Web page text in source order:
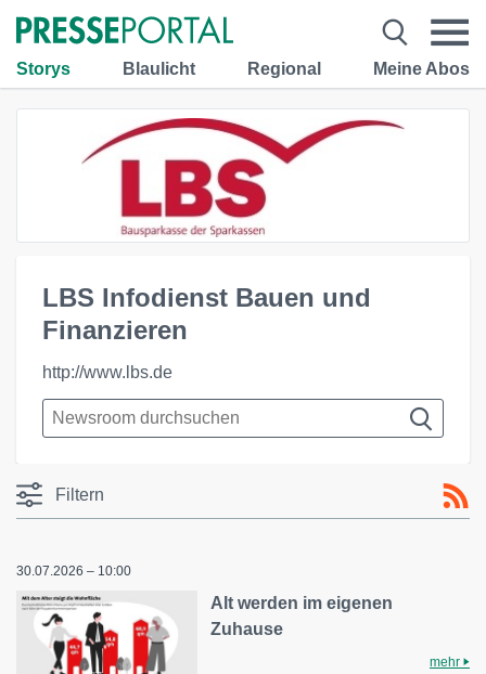
Storys Blaulicht Regional Meine Abos
LBS Infodienst Bauen und
Finanzieren
http://www.lbs.de
Filtern
30.07.2026 – 10:00
Alt werden im eigenen
Zuhause
mehr